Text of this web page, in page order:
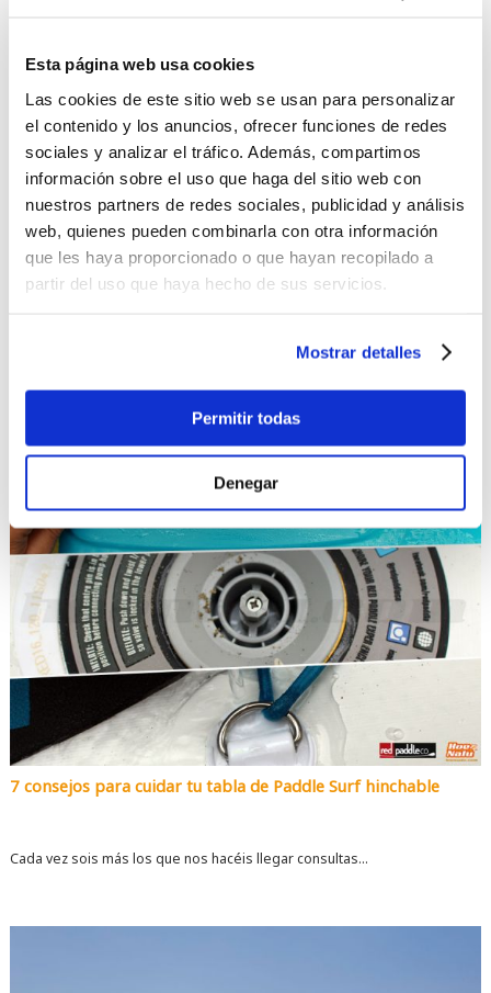
Esta página web usa cookies
Las cookies de este sitio web se usan para personalizar
el contenido y los anuncios, ofrecer funciones de redes
sociales y analizar el tráfico. Además, compartimos
información sobre el uso que haga del sitio web con
nuestros partners de redes sociales, publicidad y análisis
web, quienes pueden combinarla con otra información
que les haya proporcionado o que hayan recopilado a
partir del uso que haya hecho de sus servicios.
Mostrar detalles
Permitir todas
Denegar
7 consejos para cuidar tu tabla de Paddle Surf hinchable
Cada vez sois más los que nos hacéis llegar consultas...